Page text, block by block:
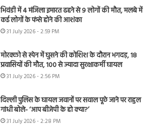
भिवंडी में 4 मंजिला इमारत ढहने से 9 लोगों की मौत, मलबे में
कई लोगों के फंसे होने की आशंका
31 July 2026 - 2:59 PM
मोरक्को से स्पेन में घुसने की कोशिश के दौरान भगदड़, 18
प्रवासियों की मौत, 100 से ज्यादा सुरक्षाकर्मी घायल
31 July 2026 - 2:56 PM
दिल्ली पुलिस के घायल जवानों पर सवाल पूछे जाने पर राहुल
गांधी बोले- ‘आप बीजेपी के हो क्या?’
31 July 2026 - 2:28 PM